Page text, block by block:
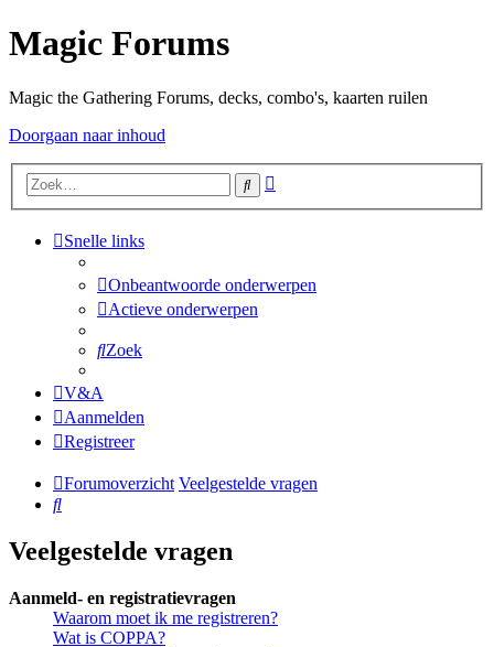
Magic Forums
Magic the Gathering Forums, decks, combo's, kaarten ruilen
Doorgaan naar inhoud
Zoek
Snelle links
Onbeantwoorde onderwerpen
Actieve onderwerpen
Zoek
V&A
Aanmelden
Registreer
Forumoverzicht Veelgestelde vragen
Zoek
Veelgestelde vragen
Aanmeld- en registratievragen
Waarom moet ik me registreren?
Wat is COPPA?